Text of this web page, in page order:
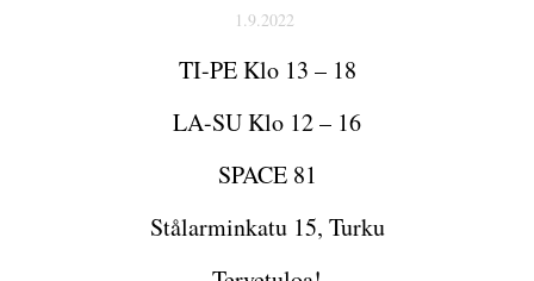
1.9.2022
TI-PE Klo 13 – 18
LA-SU Klo 12 – 16
SPACE 81
Stålarminkatu 15, Turku